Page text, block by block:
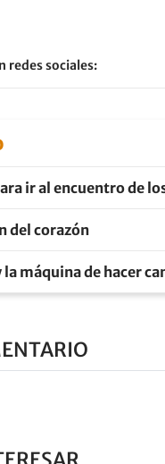
redes sociales:
ir al encuentro de
del corazón
la máquina de hacer